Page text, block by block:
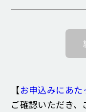
【お申込みにあ
ご確認いただき